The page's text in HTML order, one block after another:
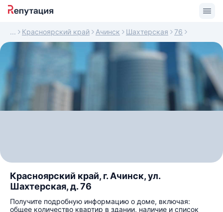
Красноярский край Ачинск Шахтерская 76
Красноярский край, г. Ачинск, ул.
Шахтерская, д. 76
Получите подробную информацию о доме, включая:
общее количество квартир в здании, наличие и список